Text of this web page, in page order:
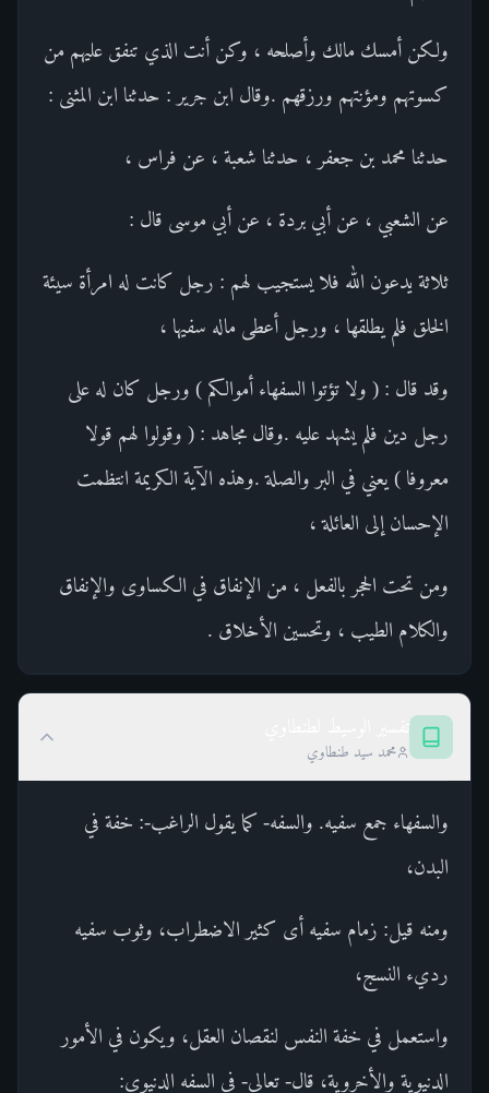
ولكن أمسك مالك وأصلحه ، وكن أنت الذي تنفق عليهم من
كسوتهم ومؤنتهم ورزقهم .وقال ابن جرير : حدثنا ابن المثنى :
حدثنا محمد بن جعفر ، حدثنا شعبة ، عن فراس ،
عن الشعبي ، عن أبي بردة ، عن أبي موسى قال :
ثلاثة يدعون الله فلا يستجيب لهم : رجل كانت له امرأة سيئة
الخلق فلم يطلقها ، ورجل أعطى ماله سفيها ،
وقد قال : ( ولا تؤتوا السفهاء أموالكم ) ورجل كان له على
رجل دين فلم يشهد عليه .وقال مجاهد : ( وقولوا لهم قولا
معروفا ) يعني في البر والصلة .وهذه الآية الكريمة انتظمت
الإحسان إلى العائلة ،
ومن تحت الحجر بالفعل ، من الإنفاق في الكساوى والإنفاق
والكلام الطيب ، وتحسين الأخلاق .
محمد سيد طنطاوي
والسفهاء جمع سفيه. والسفه- كما يقول الراغب-: خفة في
البدن،
ومنه قيل: زمام سفيه أى كثير الاضطراب، وثوب سفيه
رديء النسج،
واستعمل في خفة النفس لنقصان العقل، ويكون في الأمور
الدنيوية والأخروية، قال- تعالى- في السفه الدنيوي: